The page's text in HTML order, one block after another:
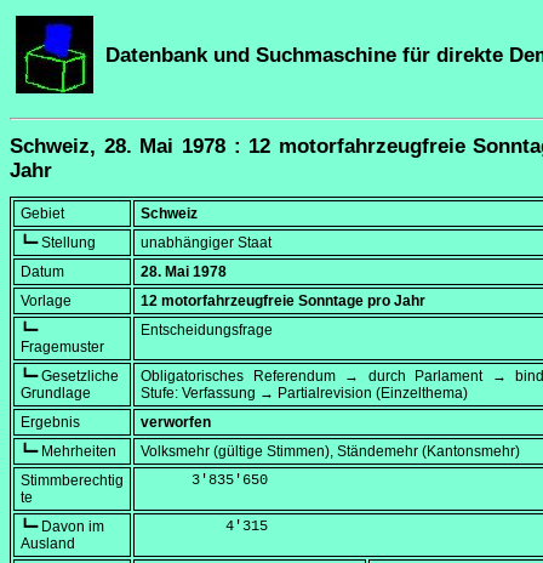
Datenbank und Suchmaschine für direkte
Schweiz, 28. Mai 1978 : 12 motorfahrzeugfreie
Jahr
Gebiet
Schweiz
┗━ Stellung
unabhängiger Staat
Datum
28. Mai 1978
Vorlage
12 motorfahrzeugfreie Sonntage pro Jahr
┗━
Fragemuster
Entscheidungsfrage
┗━ Gesetzliche
Grundlage
Obligatorisches Referendum → durch Parlament →
Stufe: Verfassung → Partialrevision (Einzelthema)
Ergebnis
verworfen
┗━ Mehrheiten
Volksmehr (gültige Stimmen), Ständemehr (Kantonsmehr)
Stimmberechtig
te
      3'835'650
┗━ Davon im
Ausland
          4'315